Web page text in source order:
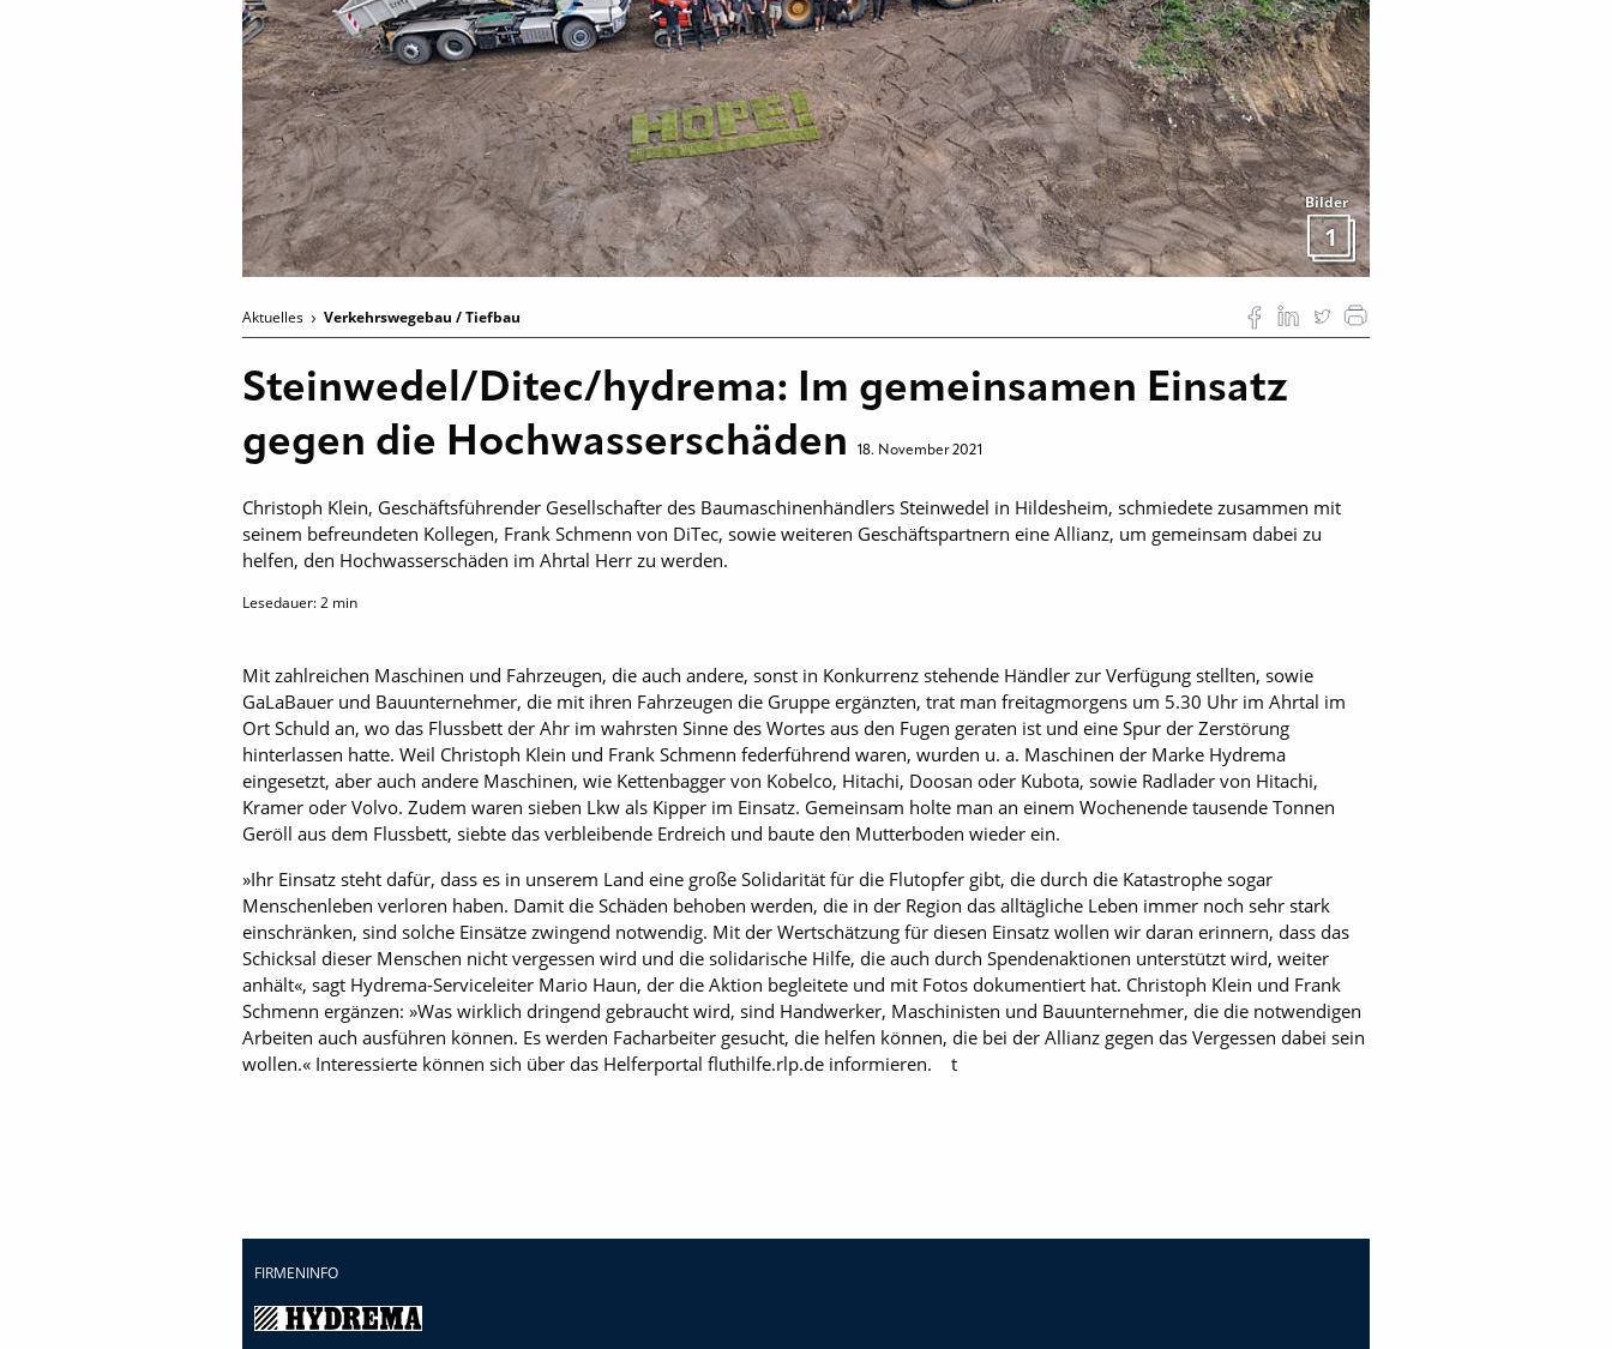
Bilder
1
Aktuelles Verkehrswegebau / Tiefbau
Steinwedel/Ditec/hydrema: Im gemeinsamen Einsatz
gegen die Hochwasserschäden
18. November 2021
Christoph Klein, Geschäftsführender Gesellschafter des Baumaschinenhändlers Steinwedel in Hildesheim, schmiedete zusammen mit
seinem befreundeten Kollegen, Frank Schmenn von DiTec, sowie weiteren Geschäftspartnern eine Allianz, um gemeinsam dabei zu
helfen, den Hochwasserschäden im Ahrtal Herr zu werden.
Lesedauer:2 min
Mit zahlreichen Maschinen und Fahrzeugen, die auch andere, sonst in Konkurrenz stehende Händler zur Verfügung stellten, sowie
GaLaBauer und Bauunternehmer, die mit ihren Fahrzeugen die Gruppe ergänzten, trat man freitagmorgens um 5.30 Uhr im Ahrtal im
Ort Schuld an, wo das Flussbett der Ahr im wahrsten Sinne des Wortes aus den Fugen geraten ist und eine Spur der Zerstörung
hinterlassen hatte. Weil Christoph Klein und Frank Schmenn federführend waren, wurden u. a. Maschinen der Marke Hydrema
eingesetzt, aber auch andere Maschinen, wie Kettenbagger von Kobelco, Hitachi, Doosan oder Kubota, sowie Radlader von Hitachi,
Kramer oder Volvo. Zudem waren sieben Lkw als Kipper im Einsatz. Gemeinsam holte man an einem Wochenende tausende Tonnen
Geröll aus dem Flussbett, siebte das verbleibende Erdreich und baute den Mutterboden wieder ein.
»Ihr Einsatz steht dafür, dass es in unserem Land eine große Solidarität für die Flutopfer gibt, die durch die Katastrophe sogar
Menschenleben verloren haben. Damit die Schäden behoben werden, die in der Region das alltägliche Leben immer noch sehr stark
einschränken, sind solche Einsätze zwingend notwendig. Mit der Wertschätzung für diesen Einsatz wollen wir daran erinnern, dass das
Schicksal dieser Menschen nicht vergessen wird und die solidarische Hilfe, die auch durch Spendenaktionen unterstützt wird, weiter
anhält«, sagt Hydrema-Serviceleiter Mario Haun, der die Aktion begleitete und mit Fotos dokumentiert hat. Christoph Klein und Frank
Schmenn ergänzen: »Was wirklich dringend gebraucht wird, sind Handwerker, Maschinisten und Bauunternehmer, die die notwendigen
Arbeiten auch ausführen können. Es werden Facharbeiter gesucht, die helfen können, die bei der Allianz gegen das Vergessen dabei sein
wollen.« Interessierte können sich über das Helferportal fluthilfe.rlp.de informieren. t
FIRMENINFO